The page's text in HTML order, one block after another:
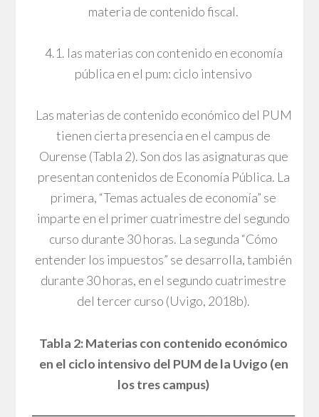
materia de contenido fiscal.
4.1. las materias con contenido en economía
pública en el pum: ciclo intensivo
Las materias de contenido económico del PUM
tienen cierta presencia en el campus de
Ourense (Tabla 2). Son dos las asignaturas que
presentan contenidos de Economía Pública. La
primera, “Temas actuales de economía” se
imparte en el primer cuatrimestre del segundo
curso durante 30 horas. La segunda “Cómo
entender los impuestos” se desarrolla, también
durante 30 horas, en el segundo cuatrimestre
del tercer curso (Uvigo, 2018b).
Tabla 2: Materias con contenido económico
en el ciclo intensivo del PUM de la Uvigo (en
los tres campus)